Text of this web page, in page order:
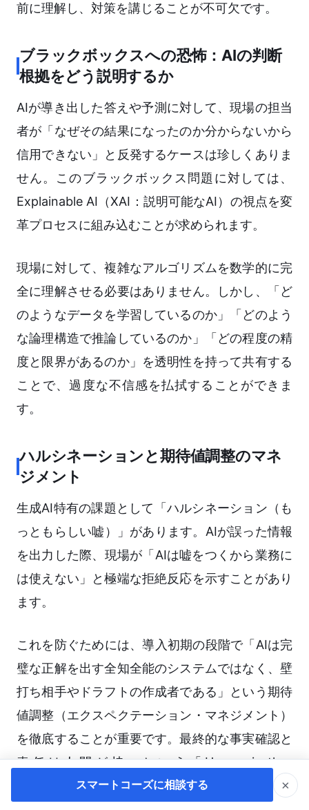
前に理解し、対策を講じることが不可欠です。
ブラックボックスへの恐怖：AIの判断
根拠をどう説明するか
AIが導き出した答えや予測に対して、現場の担当
者が「なぜその結果になったのか分からないから
信用できない」と反発するケースは珍しくありま
せん。このブラックボックス問題に対しては、
Explainable AI（XAI：説明可能なAI）の視点を変
革プロセスに組み込むことが求められます。
現場に対して、複雑なアルゴリズムを数学的に完
全に理解させる必要はありません。しかし、「ど
のようなデータを学習しているのか」「どのよう
な論理構造で推論しているのか」「どの程度の精
度と限界があるのか」を透明性を持って共有する
ことで、過度な不信感を払拭することができま
す。
ハルシネーションと期待値調整のマネ
ジメント
生成AI特有の課題として「ハルシネーション（も
っともらしい嘘）」があります。AIが誤った情報
を出力した際、現場が「AIは嘘をつくから業務に
は使えない」と極端な拒絶反応を示すことがあり
ます。
これを防ぐためには、導入初期の段階で「AIは完
璧な正解を出す全知全能のシステムではなく、壁
打ち相手やドラフトの作成者である」という期待
値調整（エクスペクテーション・マネジメント）
を徹底することが重要です。最終的な事実確認と
責任は人間が持つという「Human-in-the-
loop（人間参加型）」の原則を明確にすること
スマートコーズに相談する ×